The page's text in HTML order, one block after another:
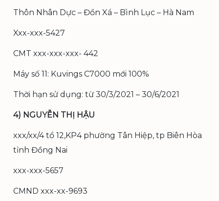
Thôn Nhân Dực – Đồn Xá – Bình Lục – Hà Nam
Xxx-xxx-5427
CMT xxx-xxx-xxx- 442
Máy số 11: Kuvings C7000 mới 100%
Thời hạn sử dụng: từ 30/3/2021 – 30/6/2021
4) NGUYỄN THỊ HẬU
xxx/xx/4 tổ 12,KP4 phường Tân Hiệp, tp Biên Hòa
tỉnh Đồng Nai
xxx-xxx-5657
CMND xxx-xx-9693